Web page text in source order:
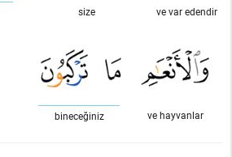
ve var edendir
size
ve hayvanlar
bineceğiniz